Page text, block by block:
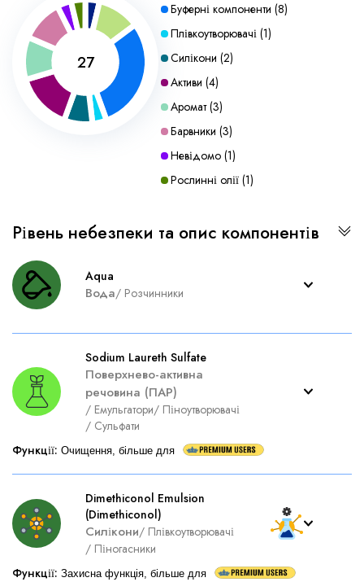
27
Буферні компоненти (8)
Плівкоутворювачі (1)
Силікони (2)
Активи (4)
Аромат(3)
Барвники (3)
Невідомо (1)
Рослинні олії (1)
Рівень небезпеки та опис компонентів
Aqua
Вода/ Розчинники
Sodium Laureth Sulfate
Поверхнево-активна
речовина (ПАР)
/ Емульгатори/ Піноутворювачі
/ Сульфати
Функції: Очищення, більше для
Dimethiconol Emulsion
(Dimethiconol)
Силікони/ Плівкоутворювачі
/ Піногасники
Функції: Захисна функція, більше для